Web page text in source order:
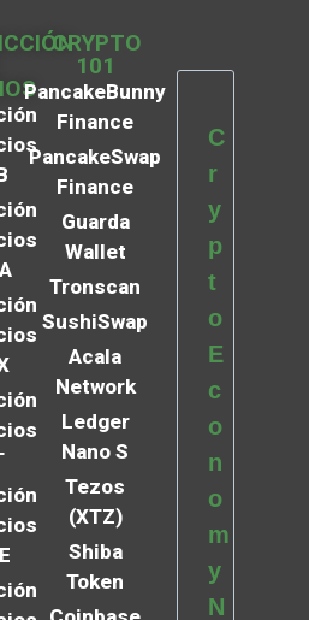
CRYPTO
101
PancakeBunny
Finance
PancakeSwap
Finance
Guarda
Wallet
Tronscan
SushiSwap
Acala
Network
Ledger
Nano S
Tezos
(XTZ)
Shiba
Token
C
r
y
p
t
o
E
c
o
n
o
m
y
N